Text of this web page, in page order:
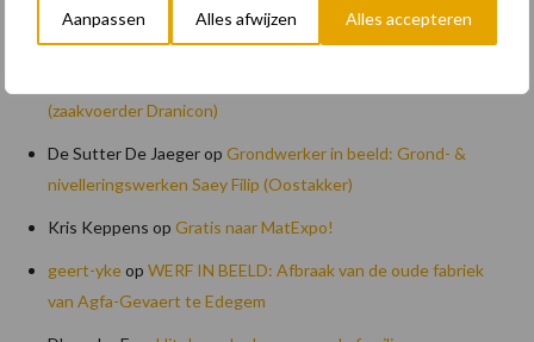
Aanpassen Alles afwijzen Alles accepteren
Recente reacties
(zaakvoerder Dranicon)
De Sutter De Jaegerop Grondwerker in beeld: Grond- &
nivelleringswerken Saey Filip (Oostakker)
Kris Keppens op Gratis naar MatExpo!
geert-ykeop WERF IN BEELD: Afbraak van de oude fabriek
van Agfa-Gevaert te Edegem